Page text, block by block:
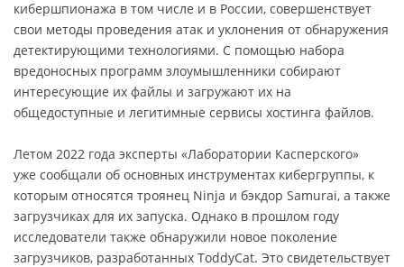
кибершпионажа в том числе и в России, совершенствует
свои методы проведения атак и уклонения от обнаружения
детектирующими технологиями. С помощью набора
вредоносных программ злоумышленники собирают
интересующие их файлы и загружают их на
общедоступные и легитимные сервисы хостинга файлов.
Летом 2022 года эксперты «Лаборатории Касперского»
уже сообщали об основных инструментах кибергруппы, к
которым относятся троянец Ninja и бэкдор Samurai, а также
загрузчиках для их запуска. Однако в прошлом году
исследователи также обнаружили новое поколение
загрузчиков, разработанных ToddyCat. Это свидетельствует